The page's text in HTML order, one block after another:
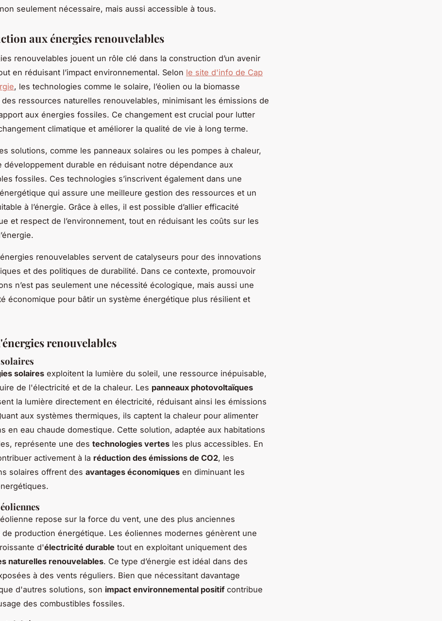
seulement nécessaire, mais aussi accessible à tous.
aux énergies renouvelables
renouvelables jouent un rôle clé dans la construction d’un avenir
en réduisant l’impact environnemental. Selon le site d'info de Cap
, les technologies comme le solaire, l’éolien ou la biomasse
ressources naturelles renouvelables, minimisant les émissions de
aux énergies fossiles. Ce changement est crucial pour lutter
climatique et améliorer la qualité de vie à long terme.
solutions, comme les panneaux solaires ou les pompes à chaleur,
développement durable en réduisant notre dépendance aux
fossiles. Ces technologies s’inscrivent également dans une
qui assure une meilleure gestion des ressources et un
à l’énergie. Grâce à elles, il est possible d’allier efficacité
et respect de l’environnement, tout en réduisant les coûts sur les
renouvelables servent de catalyseurs pour des innovations
et des politiques de durabilité. Dans ce contexte, promouvoir
n’est pas seulement une nécessité écologique, mais aussi une
économique pour bâtir un système énergétique plus résilient et
renouvelables
solaires exploitent la lumière du soleil, une ressource inépuisable,
de l'électricité et de la chaleur. Les panneaux photovoltaïques
la lumière directement en électricité, réduisant ainsi les émissions
aux systèmes thermiques, ils captent la chaleur pour alimenter
en eau chaude domestique. Cette solution, adaptée aux habitations
représente une des technologies vertes les plus accessibles. En
activement à la réduction des émissions de CO2, les
solaires offrent des avantages économiques en diminuant les
repose sur la force du vent, une des plus anciennes
de production énergétique. Les éoliennes modernes génèrent une
d'électricité durable tout en exploitant uniquement des
naturelles renouvelables. Ce type d’énergie est idéal dans des
à des vents réguliers. Bien que nécessitant davantage
d'autres solutions, son impact environnemental positifcontribue
des combustibles fossiles.